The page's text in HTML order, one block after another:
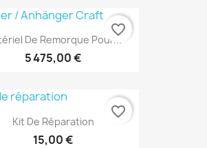
De Remorque Pour...
5 475,00 €
favorite_border
Kit De Réparation
15,00 €
favorite_border